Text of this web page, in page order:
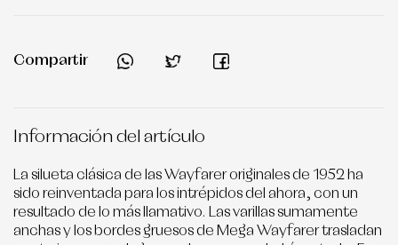
Compartir
Información del artículo
La silueta clásica de las Wayfarer originales de 1952 ha
sido reinventada para los intrépidos del ahora, con un
resultado de lo más llamativo. Las varillas sumamente
anchas y los bordes gruesos de Mega Wayfarer trasladan